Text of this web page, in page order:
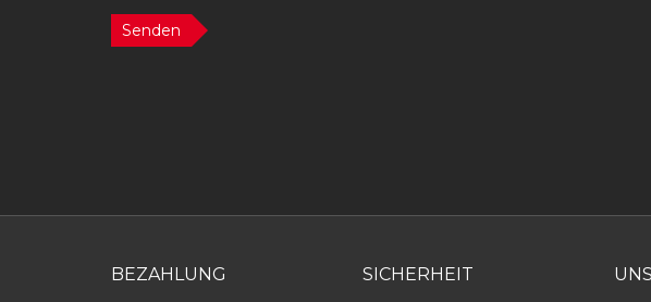
Senden
BEZAHLUNG SICHERHEIT